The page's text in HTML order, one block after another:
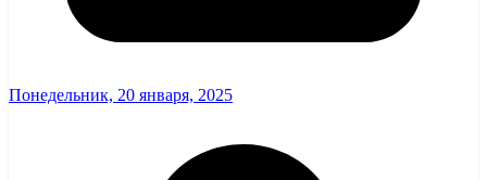
Понедельник, 20 января, 2025